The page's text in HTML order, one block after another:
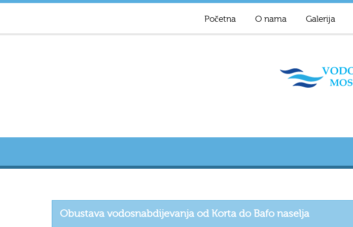
Početna O nama Galerija
Obustava vodosnabdijevanja od Korta do Bafo naselja